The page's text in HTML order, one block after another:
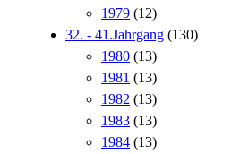
1979 (12)
32. - 41.Jahrgang (130)
1980 (13)
1981 (13)
1982 (13)
1983 (13)
1984 (13)